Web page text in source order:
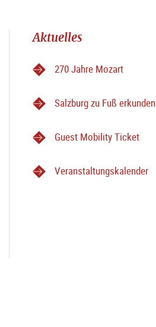
Aktuelles
270 Jahre Mozart
Salzburg zu Fuß erkunden
Guest Mobility Ticket
Veranstaltungskalender